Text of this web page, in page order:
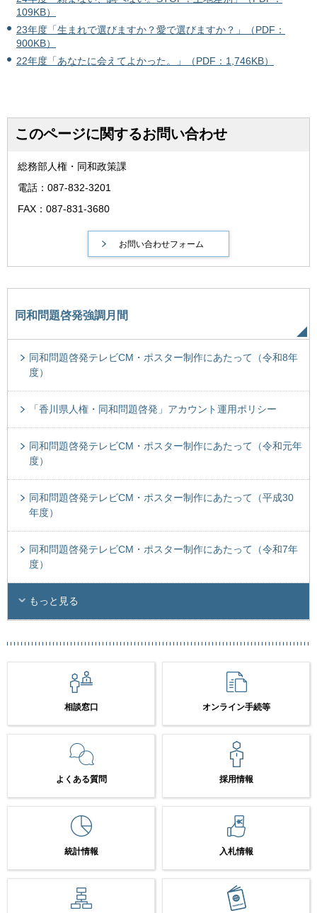
109KB）
23年度「生まれで選びますか？愛で選びますか？」（PDF：
900KB）
22年度「あなたに会えてよかった。」（PDF：1,746KB）
このページに関するお問い合わせ
総務部人権・同和政策課
電話：087-832-3201
FAX：087-831-3680
同和問題啓発強調月間
同和問題啓発テレビCM・ポスター制作にあたって（令和8年
度）
「香川県人権・同和問題啓発」アカウント運用ポリシー
同和問題啓発テレビCM・ポスター制作にあたって（令和元年
度）
同和問題啓発テレビCM・ポスター制作にあたって（平成30
年度）
同和問題啓発テレビCM・ポスター制作にあたって（令和7年
度）
もっと見る
相談窓口 オンライン手続等
よくある質問 採用情報
統計情報 入札情報